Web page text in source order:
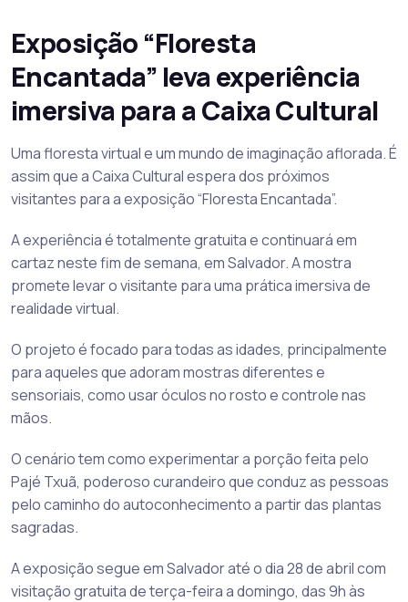
Exposição “Floresta
Encantada” leva experiência
imersiva para a Caixa Cultural
Uma floresta virtual e um mundo de imaginação aflorada. É
assim que a Caixa Cultural espera dos próximos
visitantes para a exposição “Floresta Encantada”.
A experiência é totalmente gratuita e continuará em
cartaz neste fim de semana, em Salvador. A mostra
promete levar o visitante para uma prática imersiva de
realidade virtual.
O projeto é focado para todas as idades, principalmente
para aqueles que adoram mostras diferentes e
sensoriais, como usar óculos no rosto e controle nas
mãos.
O cenário tem como experimentar a porção feita pelo
Pajé Txuã, poderoso curandeiro que conduz as pessoas
pelo caminho do autoconhecimento a partir das plantas
sagradas.
A exposição segue em Salvador até o dia 28 de abril com
visitação gratuita de terça-feira a domingo, das 9h às